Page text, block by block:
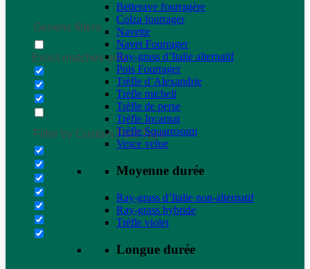
Generic filters
Exact matches only
Filter by Custom Post Type
Betterave fourragère
Colza fourrager
Navette
Navet Fourrager
Ray-grass d’Italie alternatif
Pois Fourrager
Trèfle d’Alexandrie
Trèfle micheli
Trèfle de perse
Trèfle Incarnat
Trèfle Squarrosum
Vesce velue
Moyenne durée
Ray-grass d’Italie non-alternatif
Ray-grass hybride
Trèfle violet
Longue durée